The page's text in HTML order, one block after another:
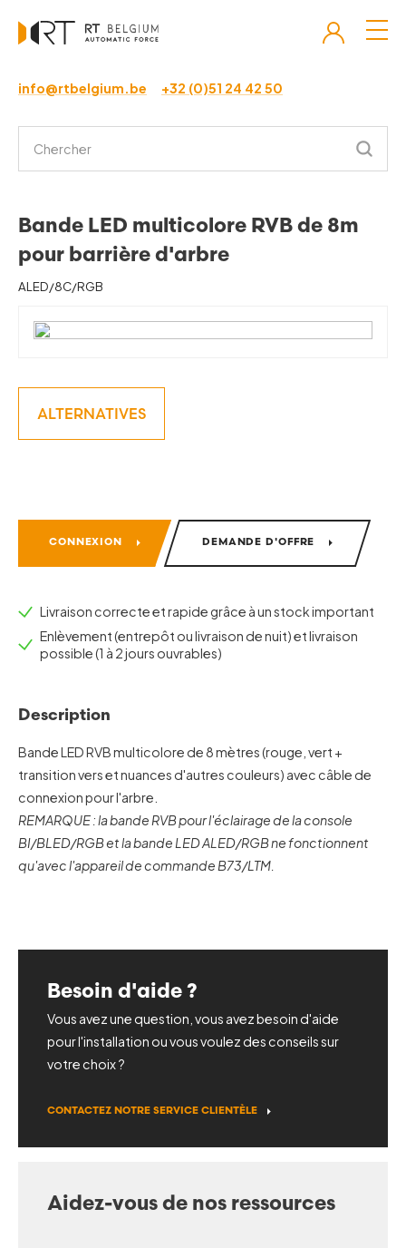
info@rtbelgium.be +32 (0)51 24 42 50
Bande LED multicolore RVB de 8m
pour barrière d'arbre
ALED/8C/RGB
ALTERNATIVES
CONNEXION DEMANDE D'OFFRE
Livraison correcte et rapide grâce à un stock important
Enlèvement (entrepôt ou livraison de nuit) et livraison
possible (1 à 2 jours ouvrables)
Description
Bande LED RVB multicolore de 8 mètres (rouge, vert +
transition vers et nuances d'autres couleurs) avec câble de
connexion pour l'arbre.
REMARQUE : la bande RVB pour l'éclairage de la console
BI/BLED/RGB et la bande LED ALED/RGB ne fonctionnent
qu'avec l'appareil de commande B73/LTM.
Besoin d'aide ?
Vous avez une question, vous avez besoin d'aide
pour l'installation ou vous voulez des conseils sur
votre choix ?
CONTACTEZ NOTRE SERVICE CLIENTÈLE
Aidez-vous de nos ressources